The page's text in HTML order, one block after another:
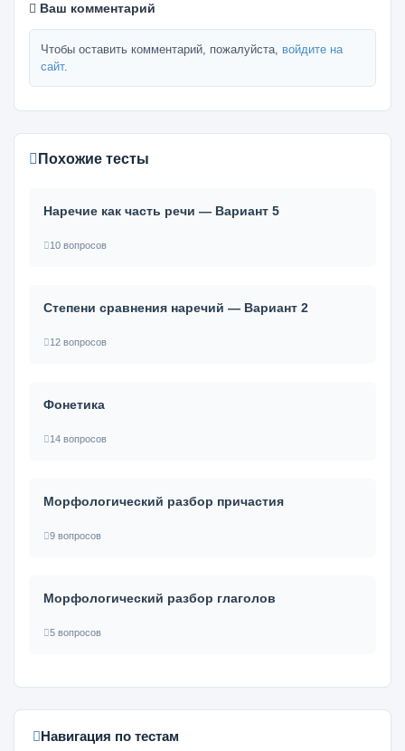
Ваш комментарий
Чтобы оставить комментарий, пожалуйста, войдите на
сайт.
Похожие тесты
Наречие как часть речи — Вариант 5
10 вопросов
Степени сравнения наречий — Вариант 2
12 вопросов
Фонетика
14 вопросов
Морфологический разбор причастия
9 вопросов
Морфологический разбор глаголов
5 вопросов
Навигация по тестам